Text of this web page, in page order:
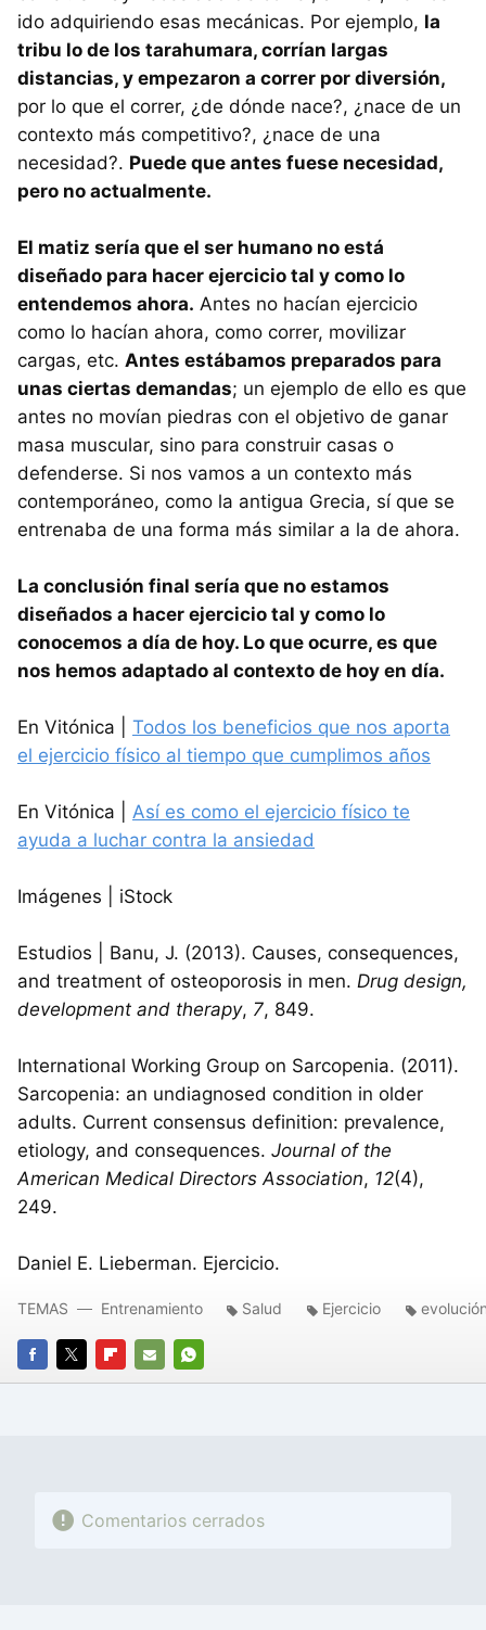
ido adquiriendo esas mecánicas. Por ejemplo, la
tribu lo de los tarahumara, corrían largas
distancias, y empezaron a correr por diversión,
por lo que el correr, ¿de dónde nace?, ¿nace de un
contexto más competitivo?, ¿nace de una
necesidad?. Puede que antes fuese necesidad,
pero no actualmente.
El matiz sería que el ser humano no está
diseñado para hacer ejercicio tal y como lo
entendemos ahora. Antes no hacían ejercicio
como lo hacían ahora, como correr, movilizar
cargas, etc. Antes estábamos preparados para
unas ciertas demandas; un ejemplo de ello es que
antes no movían piedras con el objetivo de ganar
masa muscular, sino para construir casas o
defenderse. Si nos vamos a un contexto más
contemporáneo, como la antigua Grecia, sí que se
entrenaba de una forma más similar a la de ahora.
La conclusión final sería que no estamos
diseñados a hacer ejercicio tal y como lo
conocemos a día de hoy. Lo que ocurre, es que
nos hemos adaptado al contexto de hoy en día.
En Vitónica | Todos los beneficios que nos aporta
el ejercicio físico al tiempo que cumplimos años
En Vitónica | Así es como el ejercicio físico te
ayuda a luchar contra la ansiedad
Imágenes | iStock
Estudios | Banu, J. (2013). Causes, consequences,
and treatment of osteoporosis in men. Drug design,
development and therapy, 7, 849.
International Working Group on Sarcopenia. (2011).
Sarcopenia: an undiagnosed condition in older
adults. Current consensus definition: prevalence,
etiology, and consequences. Journal of the
American Medical Directors Association, 12(4),
249.
Daniel E. Lieberman. Ejercicio.
FACEBOOK
TWITTERFLIPBOARD
E-
WHATSAPP
TEMAS Entrenamiento Salud Ejercicio
Comentarios cerrados